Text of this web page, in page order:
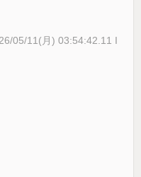
05/11(月) 03:54:42.11 I